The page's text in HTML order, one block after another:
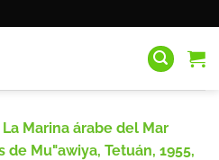
Marina árabe del Mar
Mu"awiya, Tetuán, 1955,